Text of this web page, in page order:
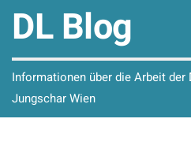
DL Blog
Informationen über die Arbeit der
Jungschar Wien